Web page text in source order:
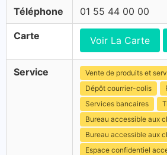
Téléphone 01 55 44 00 00
Carte Voir La Carte
Service
Vente de produits et
Dépôt courrier-colis
Services bancaires
Bureau accessible aux
Bureau accessible aux
Espace confidentiel